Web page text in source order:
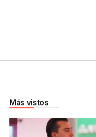
Más vistos